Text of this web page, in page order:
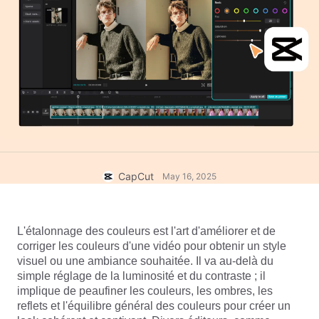
Texte et contenu audio
Légendes automatiques
Modèles de légendes
Reconnaissance vocale
Réduction du bruit
Image
Marketing
Style de vie et vlogs
Conception personnalisée
Plus
Guides pratiques
Principales sélections
Tendances et astuces en matière de modèles
Plus
Modèles par secteur
Modèles de récapitulatif
Centre de confiance
Salle de rédaction
Dreamina Seedance 2.0 Launch
Ouvrir CapCut
CapCut May 16, 2025
L'étalonnage des couleurs est l'art d'améliorer et de
corriger les couleurs d'une vidéo pour obtenir un style
visuel ou une ambiance souhaitée. Il va au-delà du
simple réglage de la luminosité et du contraste ; il
implique de peaufiner les couleurs, les ombres, les
reflets et l'équilibre général des couleurs pour créer un